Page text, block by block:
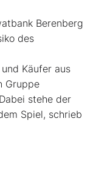
Berenberg
des
Käufer aus
Gruppe
stehe der
Spiel, schrieb